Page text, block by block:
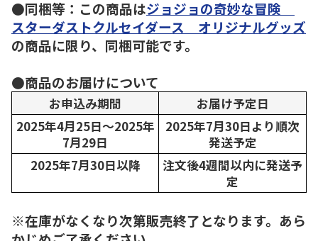
●同梱等：この商品はジョジョの奇妙な冒険
スターダストクルセイダース オリジナルグッズ
の商品に限り、同梱可能です。
●商品のお届けについて
お申込み期間
お届け予定日
2025年4月25日～2025年
7月29日
2025年7月30日より順次
発送予定
2025年7月30日以降
注文後4週間以内に発送予
定
※在庫がなくなり次第販売終了となります。あら